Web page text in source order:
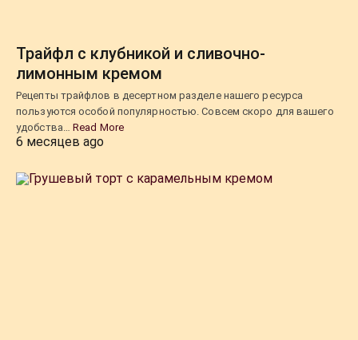
Трайфл с клубникой и сливочно-
лимонным кремом
Рецепты трайфлов в десертном разделе нашего ресурса
пользуются особой популярностью. Совсем скоро для вашего
удобства… Read More
6 месяцев ago